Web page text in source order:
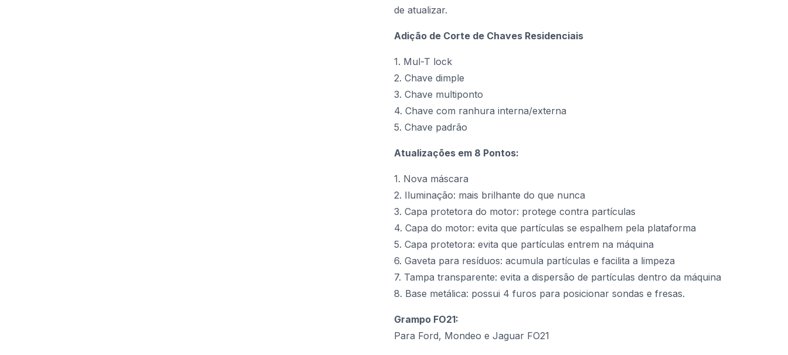
de atualizar.
Adição de Corte de Chaves Residenciais
1. Mul-T lock
2. Chave dimple
3. Chave multiponto
4. Chave com ranhura interna/externa
5. Chave padrão
Atualizações em 8 Pontos:
1. Nova máscara
2. Iluminação: mais brilhante do que nunca
3. Capa protetora do motor: protege contra partículas
4. Capa do motor: evita que partículas se espalhem pela plataforma
5. Capa protetora: evita que partículas entrem na máquina
6. Gaveta para resíduos: acumula partículas e facilita a limpeza
7. Tampa transparente: evita a dispersão de partículas dentro da máquina
8. Base metálica: possui 4 furos para posicionar sondas e fresas.
Grampo FO21:
Para Ford, Mondeo e Jaguar FO21